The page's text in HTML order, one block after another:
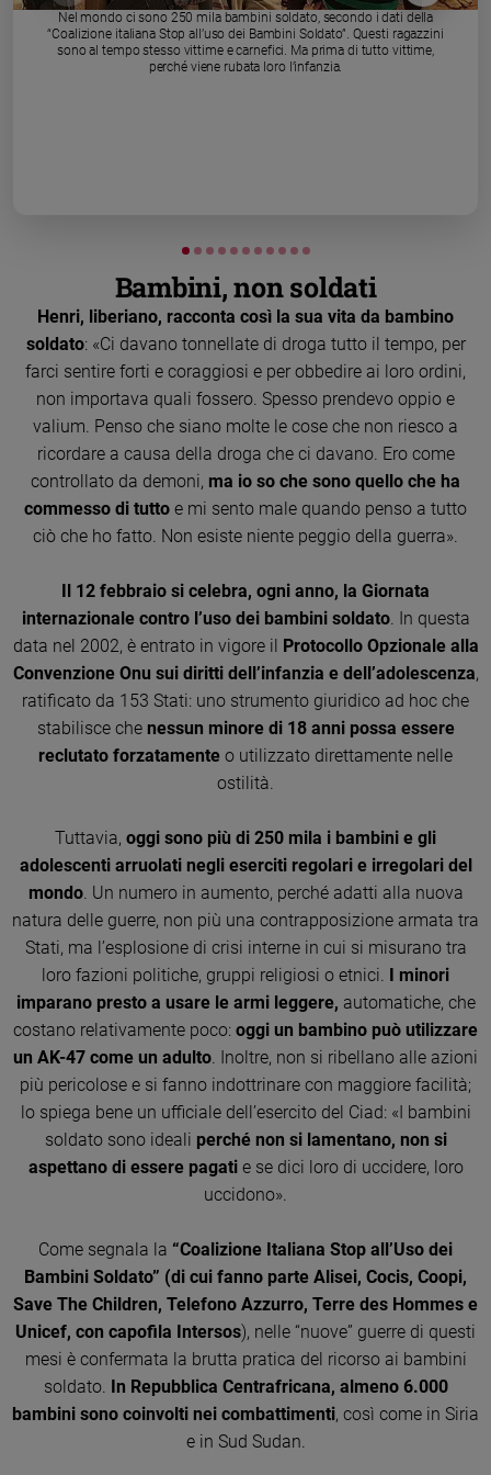
Chiesa
giorno
Santo
Società
Ambiente
Diritti
Aziende
valore
Caso
della
settimana
inclusione
Costume
Cultura
e
spettacoli
Sanremo
2026
Cinema,
Tv
e
streaming
Libri
Famiglia
ed
educazione
Genitori
e
Nonni
Nel mondo ci sono 250 mila bambini soldato, secondo i dati della
“Coalizione italiana Stop all’uso dei Bambini Soldato”. Questi ragazzini
sono al tempo stesso vittime e carnefici. Ma prima di tutto vittime,
perché viene rubata loro l’infanzia.
Bambini, non soldati
Henri, liberiano, racconta così la sua vita da bambino
soldato: «Ci davano tonnellate di droga tutto il tempo, per
farci sentire forti e coraggiosi e per obbedire ai loro ordini,
non importava quali fossero. Spesso prendevo oppio e
valium. Penso che siano molte le cose che non riesco a
ricordare a causa della droga che ci davano. Ero come
controllato da demoni, ma io so che sono quello che ha
commesso di tutto e mi sento male quando penso a tutto
ciò che ho fatto. Non esiste niente peggio della guerra».
Il 12 febbraio si celebra, ogni anno, la Giornata
internazionale contro l’uso dei bambini soldato. In questa
data nel 2002, è entrato in vigore il Protocollo Opzionale alla
Convenzione Onu sui diritti dell’infanzia e dell’adolescenza,
ratificato da 153 Stati: uno strumento giuridico ad hoc che
stabilisce che nessun minore di 18 anni possa essere
reclutato forzatamente o utilizzato direttamente nelle
ostilità.
Tuttavia, oggi sono più di 250 mila i bambini e gli
adolescenti arruolati negli eserciti regolari e irregolari del
mondo. Un numero in aumento, perché adatti alla nuova
natura delle guerre, non più una contrapposizione armata tra
Stati, ma l’esplosione di crisi interne in cui si misurano tra
loro fazioni politiche, gruppi religiosi o etnici. I minori
imparano presto a usare le armi leggere, automatiche, che
costano relativamente poco: oggi un bambino può utilizzare
un AK-47 come un adulto . Inoltre, non si ribellano alle azioni
più pericolose e si fanno indottrinare con maggiore facilità;
lo spiega bene un ufficiale dell’esercito del Ciad: «I bambini
soldato sono ideali perché non si lamentano, non si
aspettano di essere pagatie se dici loro di uccidere, loro
uccidono».
Come segnala la “Coalizione Italiana Stop all’Uso dei
Bambini Soldato” (di cui fanno parte Alisei, Cocis, Coopi,
Save The Children, Telefono Azzurro, Terre des Hommes e
Unicef, con capofila Intersos), nelle “nuove” guerre di questi
mesi è confermata la brutta pratica del ricorso ai bambini
soldato. In Repubblica Centrafricana, almeno 6.000
bambini sono coinvolti nei combattimenti, così come in Siria
e in Sud Sudan.